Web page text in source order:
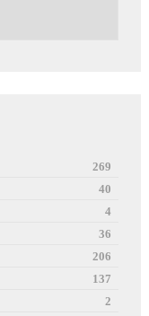
269
40
4
36
206
137
2